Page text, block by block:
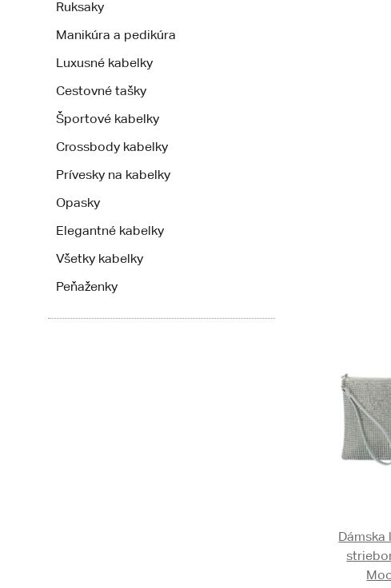
Ruksaky
Manikúra a pedikúra
Luxusné kabelky
Cestovné tašky
Športové kabelky
Crossbody kabelky
Prívesky na kabelky
Opasky
Elegantné kabelky
Všetky kabelky
Peňaženky
Dámska